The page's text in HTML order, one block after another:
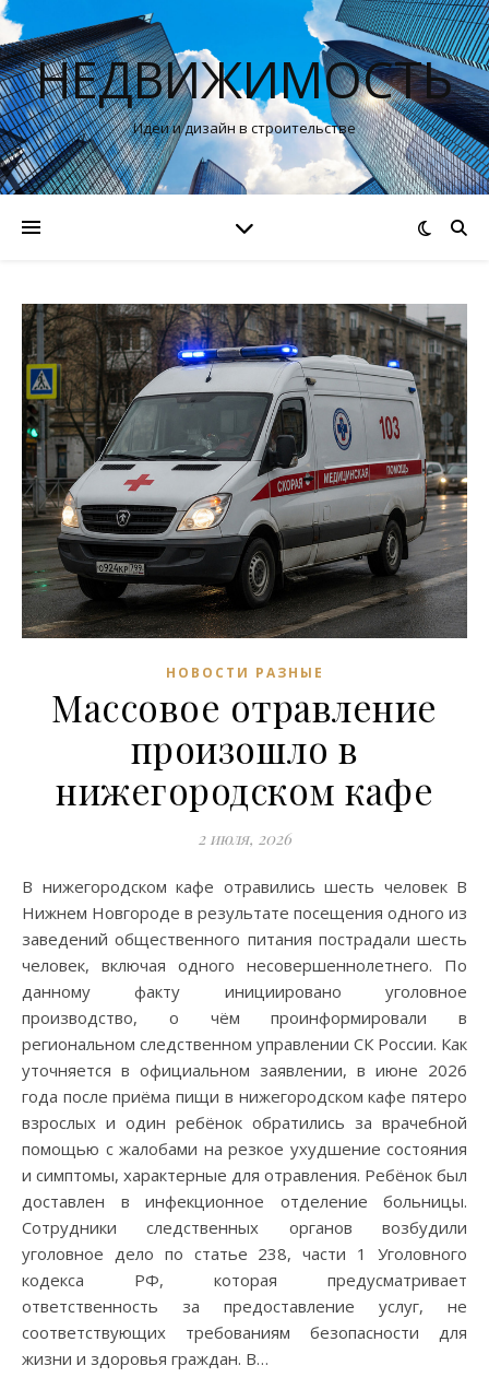
НЕДВИЖИМОСТЬ
Идеи и дизайн в строительстве
НОВОСТИ РАЗНЫЕ
Массовое отравление
произошло в
нижегородском кафе
2 июля, 2026
В нижегородском кафе отравились шесть человек В
Нижнем Новгороде в результате посещения одного из
заведений общественного питания пострадали шесть
человек, включая одного несовершеннолетнего. По
данному факту инициировано уголовное
производство, о чём проинформировали в
региональном следственном управлении СК России. Как
уточняется в официальном заявлении, в июне 2026
года после приёма пищи в нижегородском кафе пятеро
взрослых и один ребёнок обратились за врачебной
помощью с жалобами на резкое ухудшение состояния
и симптомы, характерные для отравления. Ребёнок был
доставлен в инфекционное отделение больницы.
Сотрудники следственных органов возбудили
уголовное дело по статье 238, части 1 Уголовного
кодекса РФ, которая предусматривает
ответственность за предоставление услуг, не
соответствующих требованиям безопасности для
жизни и здоровья граждан. В…